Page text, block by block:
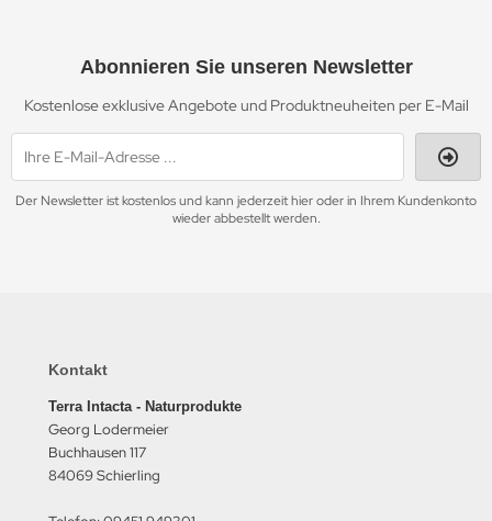
Abonnieren Sie unseren Newsletter
Kostenlose exklusive Angebote und Produktneuheiten per E-Mail
Der Newsletter ist kostenlos und kann jederzeit hier oder in Ihrem Kundenkonto
wieder abbestellt werden.
Kontakt
Terra Intacta - Naturprodukte
Georg Lodermeier
Buchhausen 117
84069 Schierling